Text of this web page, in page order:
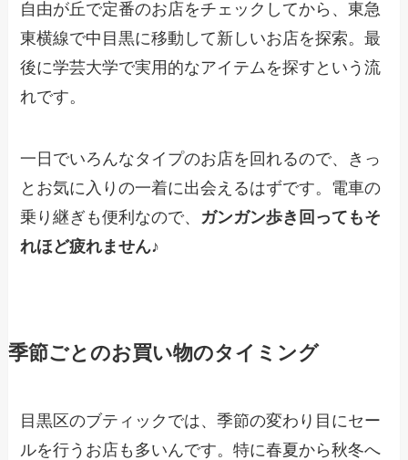
自由が丘で定番のお店をチェックしてから、東急
東横線で中目黒に移動して新しいお店を探索。最
後に学芸大学で実用的なアイテムを探すという流
れです。
一日でいろんなタイプのお店を回れるので、きっ
とお気に入りの一着に出会えるはずです。電車の
乗り継ぎも便利なので、 ガンガン歩き回ってもそ
れほど疲れません♪
季節ごとのお買い物のタイミング
目黒区のブティックでは、季節の変わり目にセー
ルを行うお店も多いんです。特に春夏から秋冬へ